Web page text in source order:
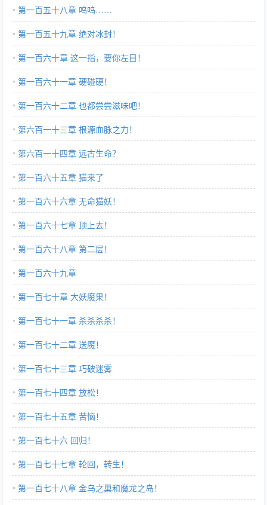
第一百五十八章 呜呜……
第一百五十九章 绝对冰封！
第一百六十章 这一指，要你左目！
第一百六十一章 硬碰硬！
第一百六十二章 也都尝尝滋味吧！
第六百一十三章 根源血脉之力！
第六百一十四章 远古生命？
第一百六十五章 猫来了
第一百六十六章 无命猫妖！
第一百六十七章 顶上去！
第一百六十八章 第二层！
第一百六十九章
第一百七十章 大妖魔果！
第一百七十一章 杀杀杀杀！
第一百七十二章 送魔！
第一百七十三章 巧破迷雾
第一百七十四章 放松！
第一百七十五章 苦恼！
第一百七十六 回归！
第一百七十七章 轮回，转生！
第一百七十八章 金乌之巢和魔龙之岛！